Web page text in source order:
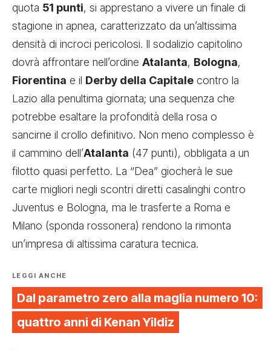
quota 51 punti, si apprestano a vivere un finale di
stagione in apnea, caratterizzato da un’altissima
densità di incroci pericolosi. Il sodalizio capitolino
dovrà affrontare nell’ordine Atalanta, Bologna,
Fiorentina e il Derby della Capitale contro la
Lazio alla penultima giornata; una sequenza che
potrebbe esaltare la profondità della rosa o
sancirne il crollo definitivo. Non meno complesso è
il cammino dell’Atalanta (47 punti), obbligata a un
filotto quasi perfetto. La “Dea” giocherà le sue
carte migliori negli scontri diretti casalinghi contro
Juventus e Bologna, ma le trasferte a Roma e
Milano (sponda rossonera) rendono la rimonta
un’impresa di altissima caratura tecnica.
LEGGI ANCHE
Dal parametro zero alla maglia numero 10:
quattro anni di Kenan Yildiz